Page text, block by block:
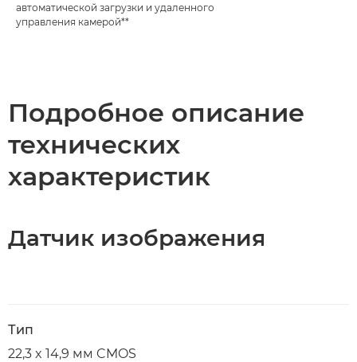
автоматической загрузки и удаленного
управления камерой**
Подробное описание
технических
характеристик
Датчик изображения
Тип
22,3 x 14,9 мм CMOS